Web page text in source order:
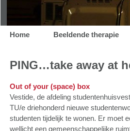
Skip
content
Home Beeldende therapie
PING…take away at
Out of your (space) box
Vestide, de afdeling
TU/e driehonderd nieuwe
studenten tijdelijk te wonen. Er moet
wellicht een gemeenschappelijke